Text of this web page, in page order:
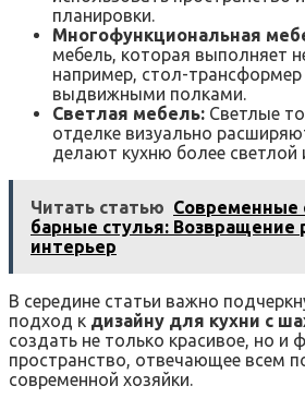
планировки.
Многофункциональная
мебель, которая выполняет
например, стол-
выдвижными полками.
Светлая мебель: Светлые
отделке визуально
делают кухню более светлой
Читать статью Современные
барные стулья: Возвращение
интерьер
В середине статьи важно
подход к дизайну для кухни с
создать не только красивое, но и
пространство, отвечающее всем
современной хозяйки.